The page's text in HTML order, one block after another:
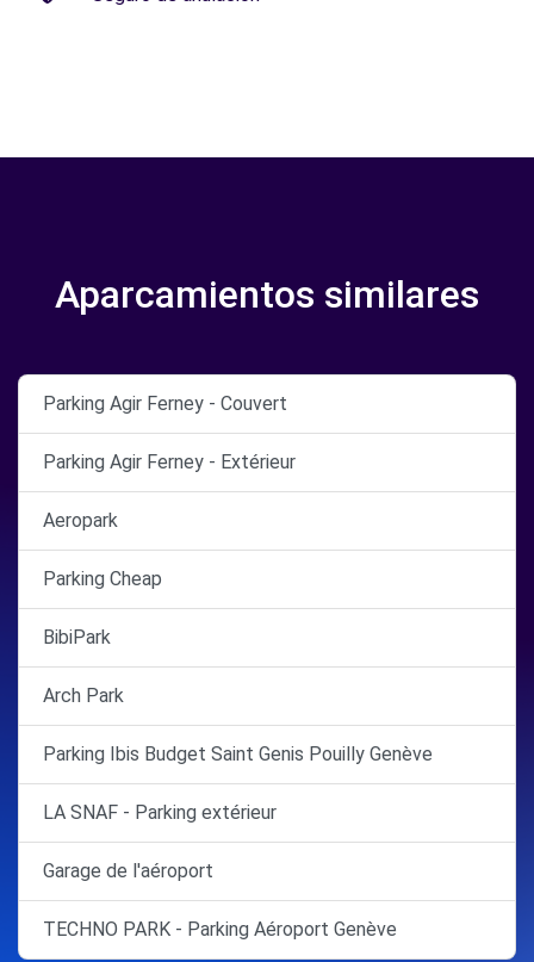
Aparcamientos similares
Parking Agir Ferney - Couvert
Parking Agir Ferney - Extérieur
Aeropark
Parking Cheap
BibiPark
Arch Park
Parking Ibis Budget Saint Genis Pouilly Genève
LA SNAF - Parking extérieur
Garage de l'aéroport
TECHNO PARK - Parking Aéroport Genève